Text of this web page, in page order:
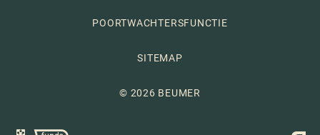
POORTWACHTERSFUNCTIE
SITEMAP
© 2026 BEUMER